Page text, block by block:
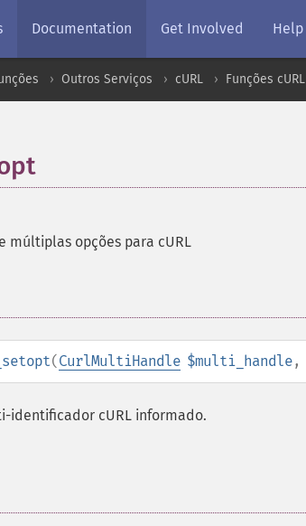
Documentation Get Involved Help
Outros Serviços cURL Funções cURL
múltiplas opções para cURL
(CurlMultiHandle $multi_handle,
identificador cURL informado.